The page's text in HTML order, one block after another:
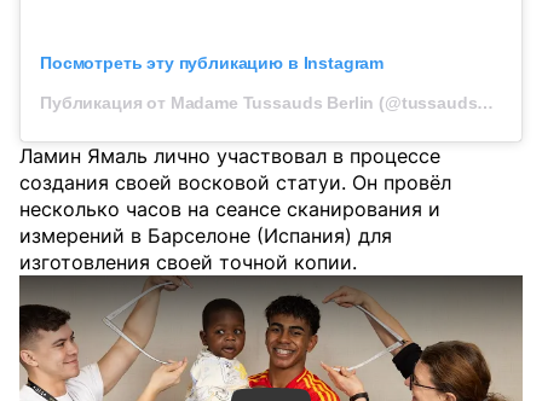
Посмотреть эту публикацию в Instagram
Публикация от Madame Tussauds Berlin (@tussaudsberlin)
Ламин Ямаль лично участвовал в процессе
создания своей восковой статуи. Он провёл
несколько часов на сеансе сканирования и
измерений в Барселоне (Испания) для
изготовления своей точной копии.